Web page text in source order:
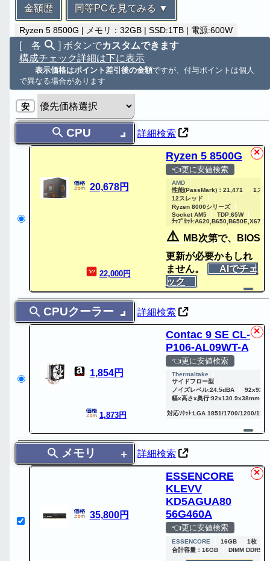
金額歴 同等PCを見てみる ▼
Ryzen 5 8500G | メモリ：32GB | SSD:1TB | 電源:600W
[ 各 ] ボタンでカスタムできます
構成チェック詳細は下に表示
表示価格はポイント差引後の金額ですが、付与ポイントは個人
で異なる場合があります
安
CPU 詳細検索
20,678円
Ryzen 5 8500G
👈更に安値検索
AMD
性能(PassMark)：21,471
1ス
12スレッド
Ryzen 8000シリーズ
Socket AM5
TDP:65W
ﾁｯﾌﾟｾｯﾄ
✕
⚠️ MB次第で、BIOS
更新が必要かもしれ
ません。
AIでチェ
ック
22,000円
CPUクーラー 詳細検索
1,854円
Contac 9 SE CL-
P106-AL09WT-A
👈更に安値検索
Thermaltake
サイドフロー型
ノイズレベル:24.5dBA
幅x高さx奥行:92x130.9x38mm
対応ｿｹｯﾄ:LGA 1851/1700/1200/
✕
1,873円
メモリ 詳細検索
35,800円
ESSENCORE
KLEVV
KD5AGUA80
56G460A
👈更に安値検索
ESSENCORE 16GB
1枚
合計容量：16GB
DIMM DDR5
✕